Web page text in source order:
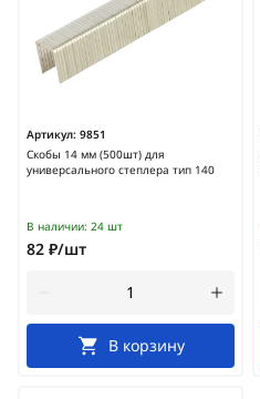
Артикул: 9851
Скобы 14 мм (500шт) для
универсального степлера тип 140
В наличии: 24 шт
82 ₽/шт
В корзину